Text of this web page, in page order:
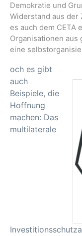
Demokratie und
Widerstand aus
es auch dem CETA
Organisationen aus
eine
och es gibt
auch
Beispiele, die
Hoffnung
machen: Das
multilaterale